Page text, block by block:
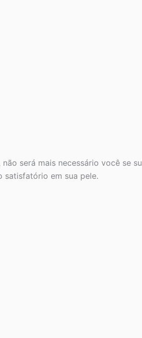
será mais necessário você se
satisfatório em sua pele.